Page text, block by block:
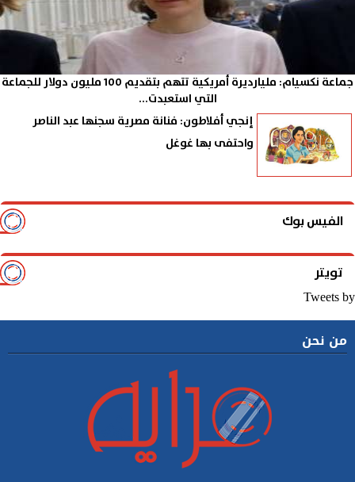
جماعة نكسيام: مليارديرة أمريكية تتهم بتقديم 100 مليون دولار للجماعة
التي استعبدت...
إنجي أفلاطون: فنانة مصرية سجنها عبد الناصر
واحتفى بها غوغل
الفيس بوك
تويتر
Tweets by
من نحن